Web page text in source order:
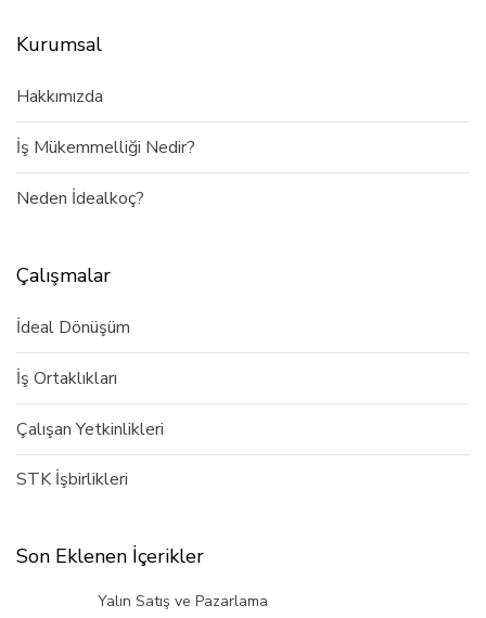
Kurumsal
Hakkımızda
İş Mükemmelliği Nedir?
Neden İdealkoç?
Çalışmalar
İdeal Dönüşüm
İş Ortaklıkları
Çalışan Yetkinlikleri
STK İşbirlikleri
Son Eklenen İçerikler
Yalın Satış ve Pazarlama